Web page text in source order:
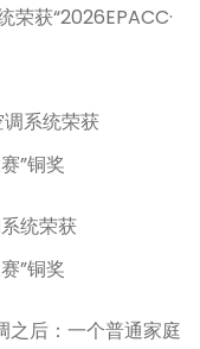
荣获“2026EPACC·
系统荣获
”铜奖
统荣获
”铜奖
之后：一个普通家庭